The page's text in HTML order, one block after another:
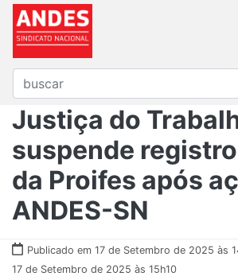
Justiça do
suspende
da Proifes após
ANDES-SN
Publicado em 17 de Setembro de 2025 às
17 de Setembro de 2025 às 15h10